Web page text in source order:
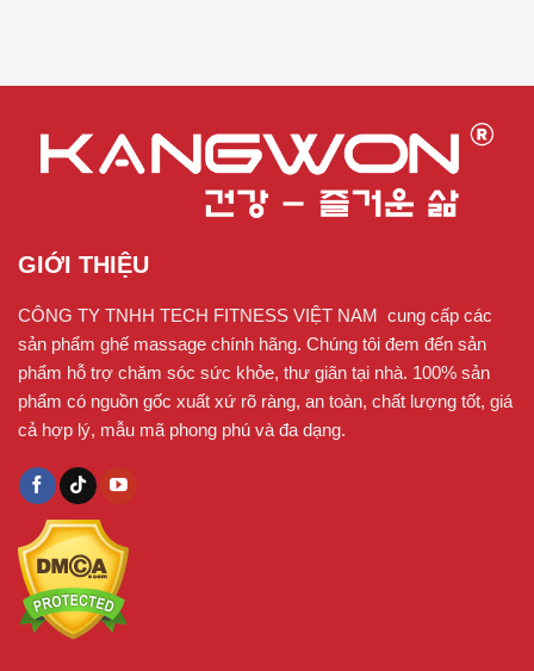
GIỚI THIỆU
CÔNG TY TNHH TECH FITNESS VIỆT NAM cung cấp các
sản phẩm ghế massage chính hãng. Chúng tôi đem đến sản
phẩm hỗ trợ chăm sóc sức khỏe, thư giãn tại nhà. 100% sản
phẩm có nguồn gốc xuất xứ rõ ràng, an toàn, chất lượng tốt, giá
cả hợp lý, mẫu mã phong phú và đa dạng.